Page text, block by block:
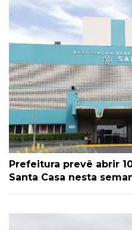
Prefeitura prevê abrir
Santa Casa nesta